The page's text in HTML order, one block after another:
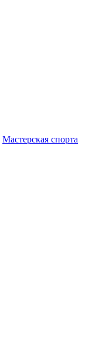
Мастерская спорта